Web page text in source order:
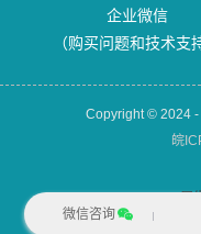
企业微信
（购买问题和技术支
Copyright © 2024 -
皖
微信咨询